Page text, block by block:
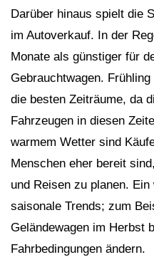
Darüber hinaus spielt die
im Autoverkauf. In der
Monate als günstiger für
Gebrauchtwagen.
die besten Zeiträume, da
Fahrzeugen in diesen
warmem Wetter sind
Menschen eher bereit
und Reisen zu planen.
saisonale Trends; zum
Geländewagen im Herbst
Fahrbedingungen ändern.